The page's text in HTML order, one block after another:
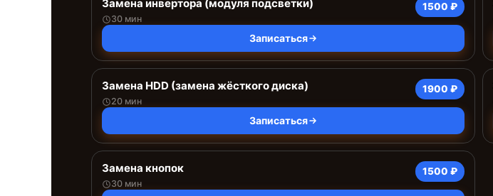
Замена инвертора (модуля подсветки)
30 мин
1500 ₽
Записаться
Замена HDD (замена жёсткого диска)
20 мин
1900 ₽
Записаться
Замена кнопок
30 мин
1500 ₽